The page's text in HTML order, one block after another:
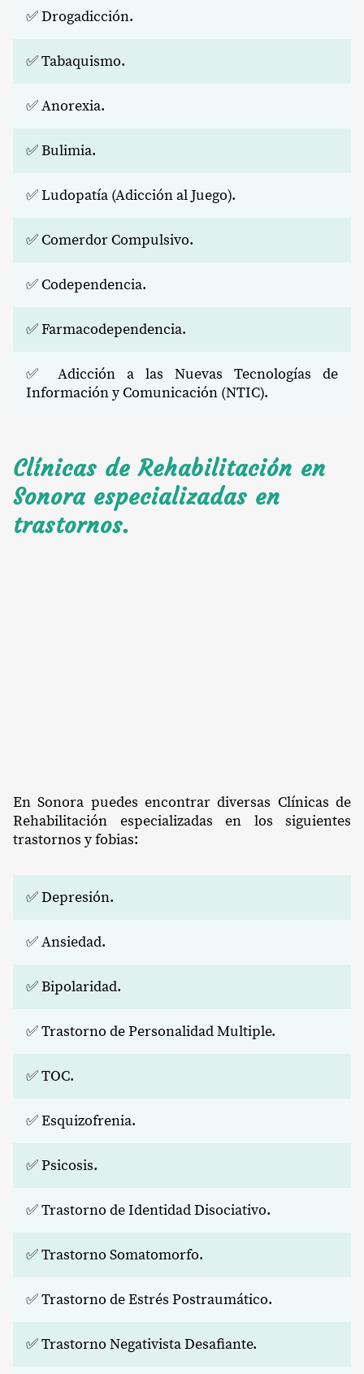
✅ Drogadicción.
✅ Tabaquismo.
✅ Anorexia.
✅ Bulimia.
✅ Ludopatía (Adicción al Juego).
✅ Comerdor Compulsivo.
✅ Codependencia.
✅ Farmacodependencia.
✅ Adicción a las Nuevas Tecnologías de
Información y Comunicación (NTIC).
Clínicas de Rehabilitación en
Sonora especializadas en
trastornos.
En Sonora puedes encontrar diversas Clínicas de
Rehabilitación especializadas en los siguientes
trastornos y fobias:
✅ Depresión.
✅ Ansiedad.
✅ Bipolaridad.
✅ Trastorno de Personalidad Multiple.
✅ TOC.
✅ Esquizofrenia.
✅ Psicosis.
✅ Trastorno de Identidad Disociativo.
✅ Trastorno Somatomorfo.
✅ Trastorno de Estrés Postraumático.
✅ Trastorno Negativista Desafiante.